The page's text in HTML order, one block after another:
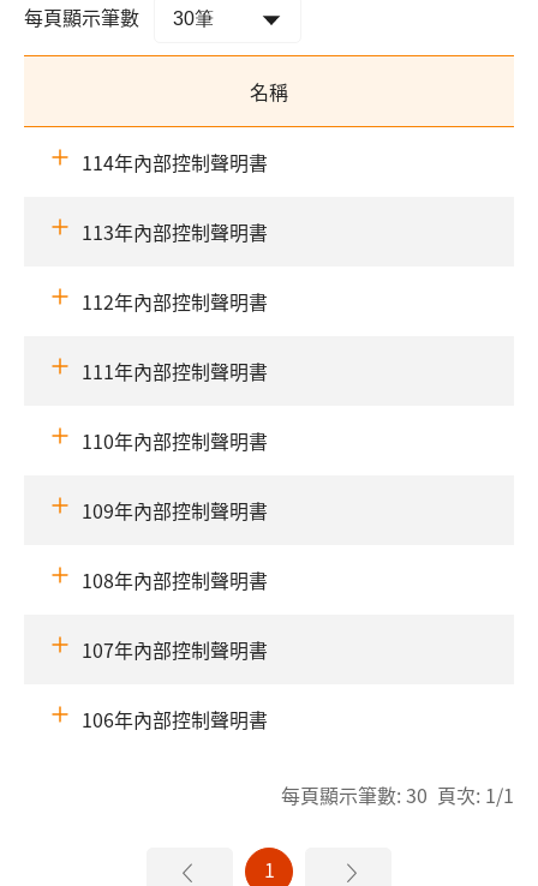
每頁顯示筆數
名稱
114年內部控制聲明書
113年內部控制聲明書
112年內部控制聲明書
111年內部控制聲明書
110年內部控制聲明書
109年內部控制聲明書
108年內部控制聲明書
107年內部控制聲明書
106年內部控制聲明書
每頁顯示筆數: 30 頁次: 1/1
1